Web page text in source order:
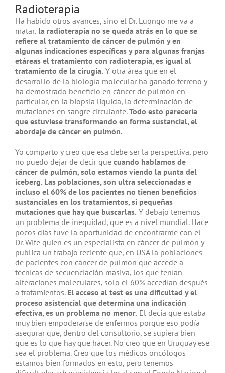
Radioterapia
Ha habido otros avances, sino el Dr. Luongo me va a
matar, la radioterapia no se queda atrás en lo que se
refiere al tratamiento de cáncer de pulmón y en
algunas indicaciones específicas y para algunas franjas
etáreas el tratamiento con radioterapia, es igual al
tratamiento de la cirugía. Y otra área que en el
desarrollo de la biología molecular ha ganado terreno y
ha demostrado beneficio en cáncer de pulmón en
particular, en la biopsia liquida, la determinación de
mutaciones en sangre circulante.Todo esto parecería
que estuviese transformando en forma sustancial, el
abordaje de cáncer en pulmón.
Yo comparto y creo que esa debe ser la perspectiva, pero
no puedo dejar de decir que cuando hablamos de
cáncer de pulmón, solo estamos viendo la punta del
iceberg. Las poblaciones, son ultra seleccionadas e
incluso el 60% de los pacientes no tienen beneficios
sustanciales en los tratamientos, si pequeñas
mutaciones que hay que buscarlas. Y debajo tenemos
un problema de inequidad, que es a nivel mundial. Hace
pocos días tuve la oportunidad de encontrarme con el
Dr. Wife quien es un especialista en cáncer de pulmón y
publica un trabajo reciente que, en USA la poblaciones
de pacientes con cáncer de pulmón que accede a
técnicas de secuenciación masiva, los que tenían
alteraciones moleculares, solo el 60% accedían después
a tratamientos. El acceso al test es una dificultad y el
proceso asistencial que determina una indicación
efectiva, es un problema no menor. El decía que estaba
muy bien empoderarse de enfermos porque eso podía
asegurar que, dentro del consultorio, se supiera bien
que es lo que hay que hacer. No creo que en Uruguay ese
sea el problema. Creo que los médicos oncólogos
estamos bien formados en esto, pero tenemos